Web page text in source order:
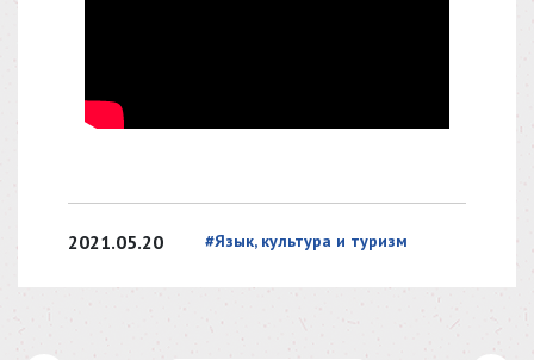
2021.05.20 #Язык, культура и туризм